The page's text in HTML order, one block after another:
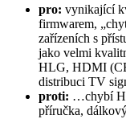
pro: vynikající
firmwarem,
zařízeních s
jako velmi
HLG, HDMI
distribuci TV
proti: …chybí
příručka,